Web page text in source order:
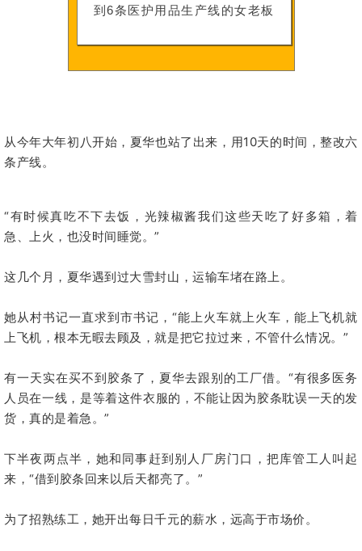
到6条医护用品生产线的女老板
从今年大年初八开始，夏华也站了出来，用10天的时间，整改六
条产线。
“有时候真吃不下去饭，光辣椒酱我们这些天吃了好多箱，着
急、上火，也没时间睡觉。”
这几个月，夏华遇到过大雪封山，运输车堵在路上。
她从村书记一直求到市书记，“能上火车就上火车，能上飞机就
上飞机，根本无暇去顾及，就是把它拉过来，不管什么情况。”
有一天实在买不到胶条了，夏华去跟别的工厂借。“有很多医务
人员在一线，是等着这件衣服的，不能让因为胶条耽误一天的发
货，真的是着急。”
下半夜两点半，她和同事赶到别人厂房门口，把库管工人叫起
来，“借到胶条回来以后天都亮了。”
为了招熟练工，她开出每日千元的薪水，远高于市场价。